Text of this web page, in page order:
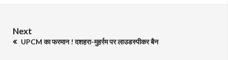
Next
UPCM का फरमान ! दशहरा-मुहर्रम पर लाउडस्पीकर बैन